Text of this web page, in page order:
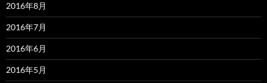
2016年8月
2016年7月
2016年6月
2016年5月